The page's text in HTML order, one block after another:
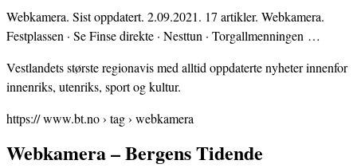
Webkamera. Sist oppdatert. 2.09.2021. 17 artikler. Webkamera.
Festplassen · Se Finse direkte · Nesttun · Torgallmenningen …
Vestlandets største regionavis med alltid oppdaterte nyheter innenfor
innenriks, utenriks, sport og kultur.
https:// www.bt.no › tag › webkamera
Webkamera – Bergens Tidende